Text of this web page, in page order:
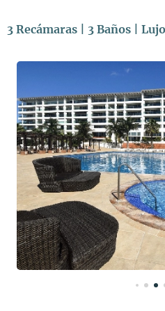
3 Recámaras | 3 Baños |